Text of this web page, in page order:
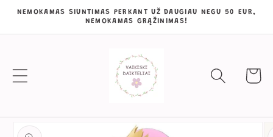
Eiti į
NEMOKAMAS SIUNTIMAS PERKANT UŽ DAUGIAU NEGU 50 EUR,
NEMOKAMAS GRĄŽINIMAS!